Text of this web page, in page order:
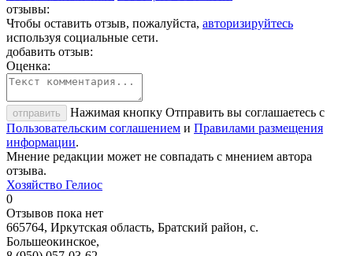
отзывы:
Чтобы оставить отзыв, пожалуйста, авторизируйтесь
используя социальные сети.
добавить отзыв:
Оценка:
отправить
Нажимая кнопку Отправить вы соглашаетесь с
Пользовательским соглашением и Правилами размещения
информации.
Мнение редакции может не совпадать с мнением автора
отзыва.
Хозяйство Гелиос
0
Отзывов пока нет
665764, Иркутская область, Братский район, с.
Большеокинское,